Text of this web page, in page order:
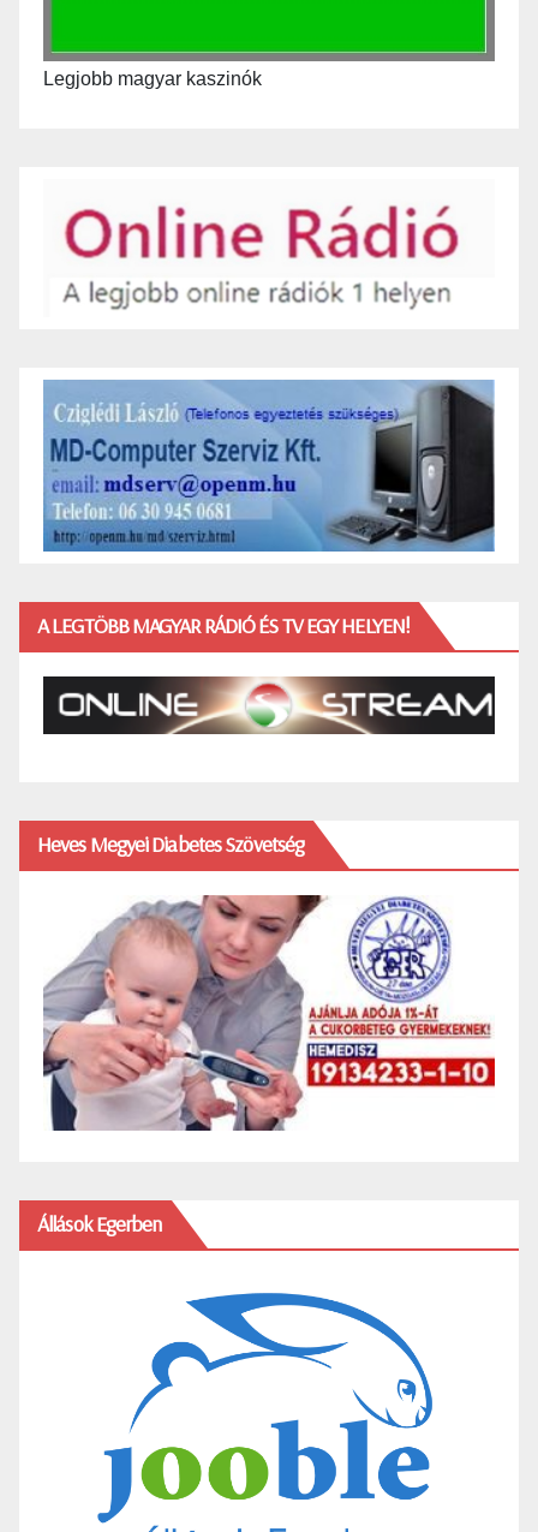
Legjobb magyar kaszinók
A LEGTÖBB MAGYAR RÁDIÓ ÉS TV EGY HELYEN!
Heves Megyei Diabetes Szövetség
Állások Egerben